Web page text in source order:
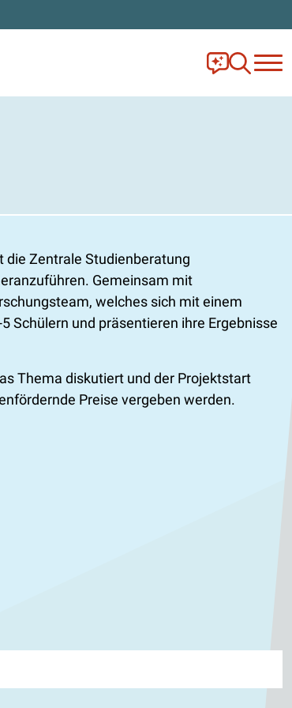
Frag Ella!
Zur
Zentrale Studienberatung
Gemeinsam mit
welches sich mit einem
Schülern und präsentieren ihre Ergebnisse
Thema diskutiert und der Projektstart
Preise vergeben werden.